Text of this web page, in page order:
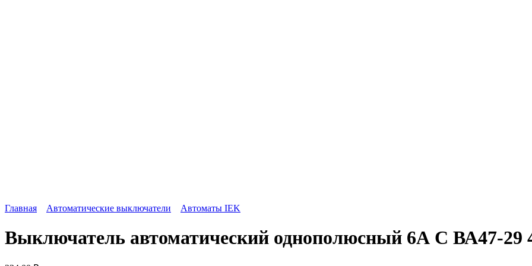
Главная Автоматические выключатели Автоматы IEK
Выключатель автоматический однополюсный 6А С ВА47-29